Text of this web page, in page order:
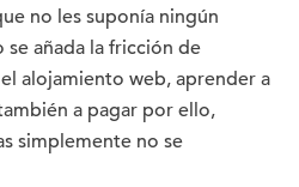
no les suponía ningún
se añada la fricción de
alojamiento web, aprender a
a pagar por ello,
simplemente no se